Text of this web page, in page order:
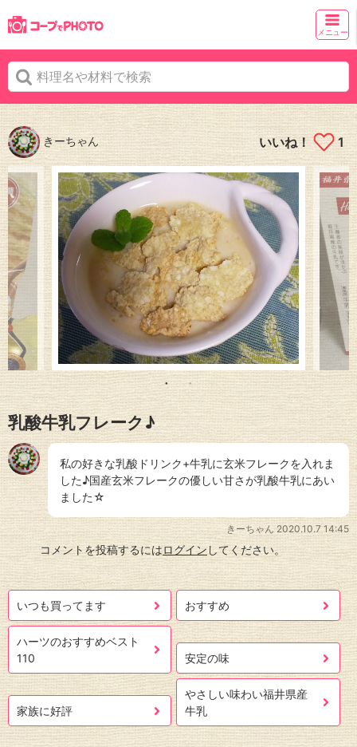
メニュー
きーちゃん いいね！ 1
乳酸牛乳フレーク♪
私の好きな乳酸ドリンク+牛乳に玄米フレークを入れま
した♪国産玄米フレークの優しい甘さが乳酸牛乳にあい
ました☆
きーちゃん 2020.10.7 14:45
コメントを投稿するにはログインしてください。
いつも買ってます おすすめ
ハーツのおすすめベスト
110
安定の味
家族に好評
やさしい味わい福井県産
牛乳